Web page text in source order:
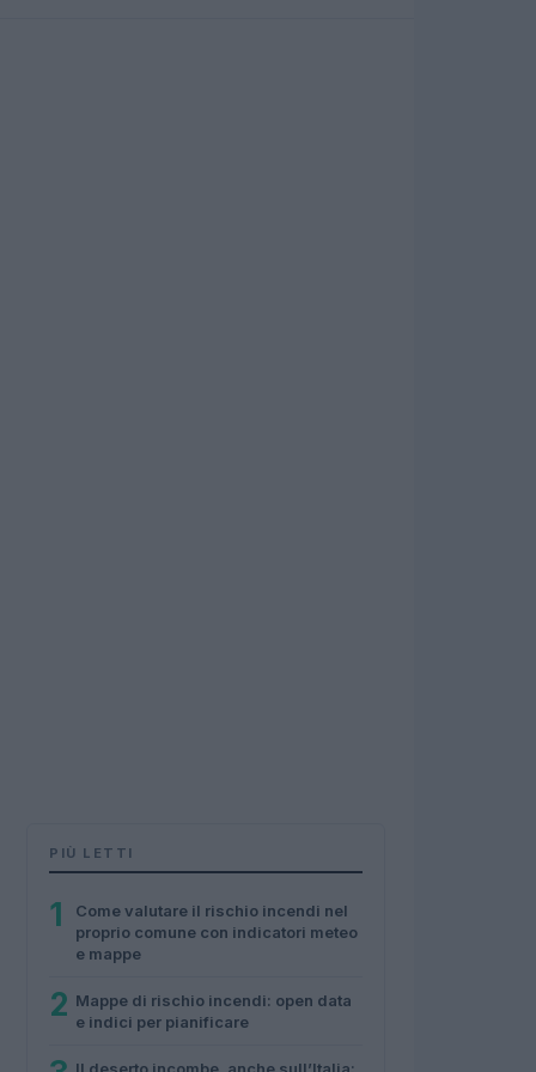
PIÙ LETTI
1
Come valutare il rischio incendi nel
proprio comune con indicatori meteo
e mappe
2 Mappe di rischio incendi: open data
e indici per pianificare